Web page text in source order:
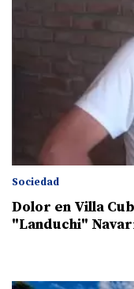
Sociedad
Dolor en Villa
"Landuchi"